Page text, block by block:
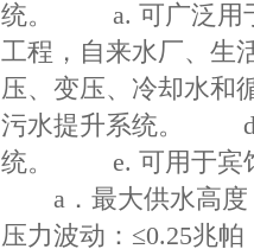
统。 a. 可广泛用于
工程，自来水厂、
压、变压、冷却水
污水提升系统。 d.
统。 e. 可用于宾
a．最大供水高
压力波动：≤0.25兆